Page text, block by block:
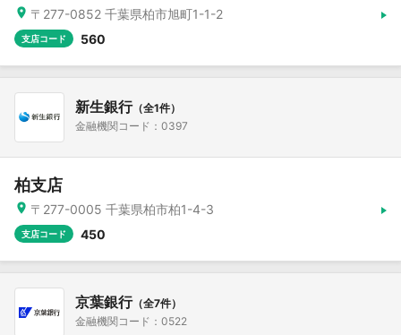
〒277-0852 千葉県柏市旭町1-1-2
支店コード 560
新生銀行（全1件）
金融機関コード：0397
柏支店
〒277-0005 千葉県柏市柏1-4-3
支店コード 450
京葉銀行（全7件）
金融機関コード：0522